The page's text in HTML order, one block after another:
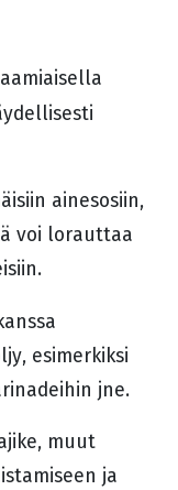
ainesosiin,
voi lorauttaa
esimerkiksi
jne.
muut
ja